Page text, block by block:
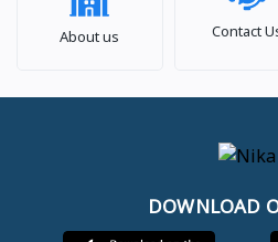
About us Contact
DOWNLOAD